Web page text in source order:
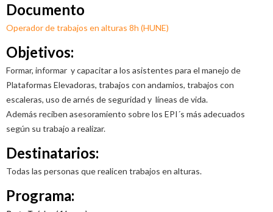
Documento
Operador de trabajos en alturas 8h (HUNE)
Objetivos:
Formar, informar y capacitar a los asistentes para el manejo de
Plataformas Elevadoras, trabajos con andamios, trabajos con
escaleras, uso de arnés de seguridad y líneas de vida.
Además reciben asesoramiento sobre los EPI´s más adecuados
según su trabajo a realizar.
Destinatarios:
Todas las personas que realicen trabajos en alturas.
Programa: